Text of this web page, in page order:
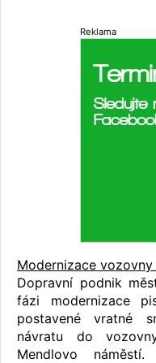
Reklama
Modernizace
Dopravní podnik
fázi modernizace
postavené vratné
návratu do
Mendlovo